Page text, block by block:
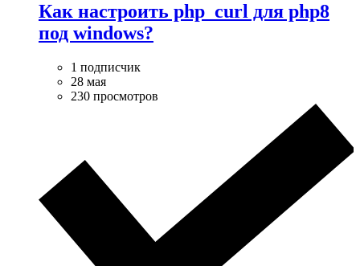
Как настроить php_curl для php8
под windows?
1 подписчик
28 мая
230 просмотров